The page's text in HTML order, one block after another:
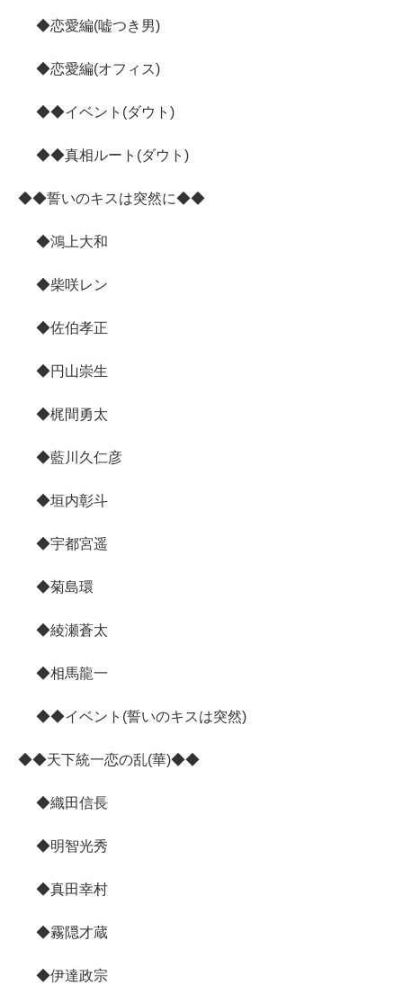
◆恋愛編(嘘つき男)
◆恋愛編(オフィス)
◆◆イベント(ダウト)
◆◆真相ルート(ダウト)
◆◆誓いのキスは突然に◆◆
◆鴻上大和
◆柴咲レン
◆佐伯孝正
◆円山崇生
◆梶間勇太
◆藍川久仁彦
◆垣内彰斗
◆宇都宮遥
◆菊島環
◆綾瀬蒼太
◆相馬龍一
◆◆イベント(誓いのキスは突然)
◆◆天下統一恋の乱(華)◆◆
◆織田信長
◆明智光秀
◆真田幸村
◆霧隠才蔵
◆伊達政宗